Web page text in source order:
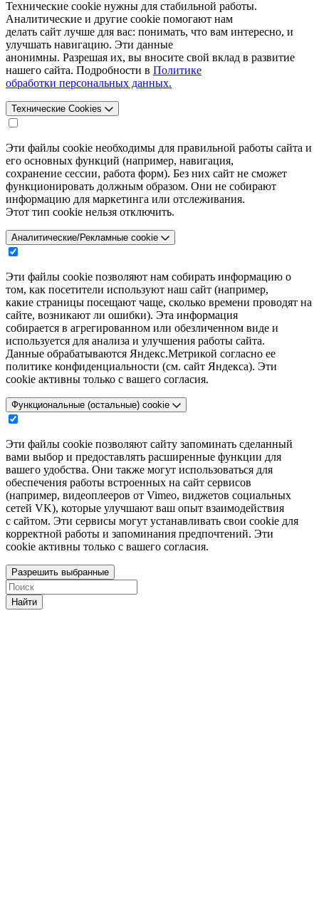
Технические cookie нужны для стабильной работы.
Аналитические и другие cookie помогают нам
делать сайт лучше для вас: понимать, что вам интересно, и
улучшать навигацию. Эти данные
анонимны. Разрешая их, вы вносите свой вклад в развитие
нашего сайта. Подробности в Политике
обработки персональных данных.
Технические Cookies
Эти файлы cookie необходимы для правильной работы сайта и
его основных функций (например, навигация,
сохранение сессии, работа форм). Без них сайт не сможет
функционировать должным образом. Они не собирают
информацию для маркетинга или отслеживания.
Этот тип cookie нельзя отключить.
Аналитические/Рекламные cookie
Эти файлы cookie позволяют нам собирать информацию о
том, как посетители используют наш сайт (например,
какие страницы посещают чаще, сколько времени проводят на
сайте, возникают ли ошибки). Эта информация
собирается в агрегированном или обезличенном виде и
используется для анализа и улучшения работы сайта.
Данные обрабатываются Яндекс.Метрикой согласно ее
политике конфиденциальности (см. сайт Яндекса). Эти
cookie активны только с вашего согласия.
Функциональные (остальные) cookie
Эти файлы cookie позволяют сайту запоминать сделанный
вами выбор и предоставлять расширенные функции для
вашего удобства. Они также могут использоваться для
обеспечения работы встроенных на сайт сервисов
(например, видеоплееров от Vimeo, виджетов социальных
сетей VK), которые улучшают ваш опыт взаимодействия
с сайтом. Эти сервисы могут устанавливать свои cookie для
корректной работы и запоминания предпочтений. Эти
cookie активны только с вашего согласия.
Разрешить выбранные
Найти